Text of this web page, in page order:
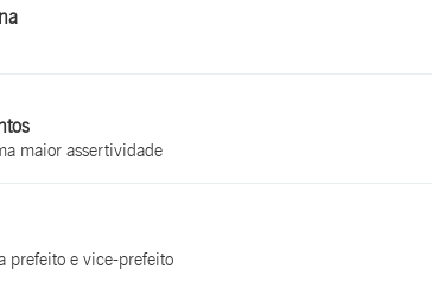
maior assertividade
prefeito e vice-prefeito